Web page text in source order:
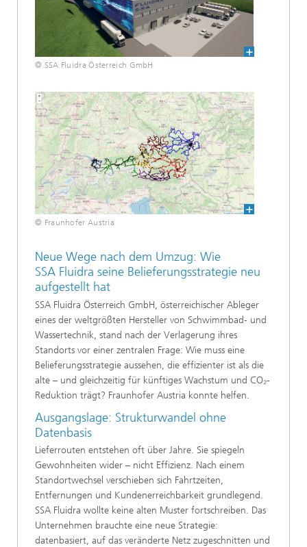
© SSA Fluidra Österreich GmbH
© Fraunhofer Austria
Neue Wege nach dem Umzug: Wie
SSA Fluidra seine Belieferungsstrategie neu
aufgestellt hat
SSA Fluidra Österreich GmbH, österreichischer Ableger
eines der weltgrößten Hersteller von Schwimmbad- und
Wassertechnik, stand nach der Verlagerung ihres
Standorts vor einer zentralen Frage: Wie muss eine
Belieferungsstrategie aussehen, die effizienter ist als die
alte – und gleichzeitig für künftiges Wachstum und CO₂-
Reduktion trägt? Fraunhofer Austria konnte helfen.
Ausgangslage: Strukturwandel ohne
Datenbasis
Lieferrouten entstehen oft über Jahre. Sie spiegeln
Gewohnheiten wider – nicht Effizienz. Nach einem
Standortwechsel verschieben sich Fahrtzeiten,
Entfernungen und Kundenerreichbarkeit grundlegend.
SSA Fluidra wollte keine alten Muster fortschreiben. Das
Unternehmen brauchte eine neue Strategie:
datenbasiert, auf das veränderte Netz zugeschnitten und